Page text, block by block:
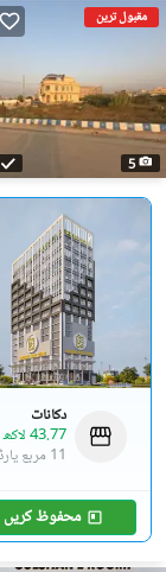
مقبول ترین
5
دکانات
43.77 لاکھ
11 مربع یارڈ
محفوظ کریں